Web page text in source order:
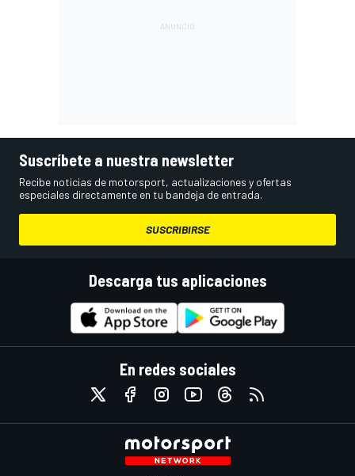
Suscríbete a nuestra newsletter
Recibe noticias de motorsport, actualizaciones y ofertas
especiales directamente en tu bandeja de entrada.
SUSCRIBIRSE
Descarga tus aplicaciones
En redes sociales